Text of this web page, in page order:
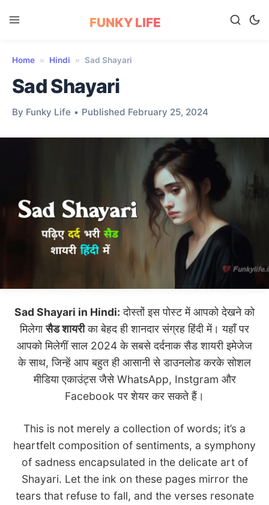
FUNKY LIFE
Home » Hindi » Sad Shayari
Sad Shayari
By Funky Life • Published February 25, 2024
Sad Shayari in Hindi: दोस्तों इस पोस्ट में आपको देखने को
मिलेगासैड शायरीका बेहद ही शानदार संग्रह हिंदी में। यहाँ पर
आपको मिलेगीं साल 2024 के सबसे दर्दनाक सैड शायरी इमेजेज
के साथ, जिन्हें आप बहुत ही आसानी से डाउनलोड करके सोशल
मीडिया एकाउंट्स जैसे WhatsApp, Instgram और
Facebook पर शेयर कर सकते हैं।
This is not merely a collection of words; it’s a
heartfelt composition of sentiments, a symphony
of sadness encapsulated in the delicate art of
Shayari. Let the ink on these pages mirror the
tears that refuse to fall, and the verses resonate